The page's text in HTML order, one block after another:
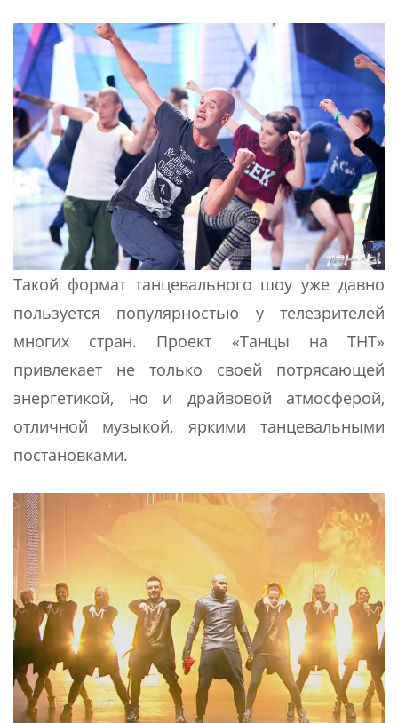
Такой формат танцевального шоу уже давно
пользуется популярностью у телезрителей
многих стран. Проект «Танцы на ТНТ»
привлекает не только своей потрясающей
энергетикой, но и драйвовой атмосферой,
отличной музыкой, яркими танцевальными
постановками.